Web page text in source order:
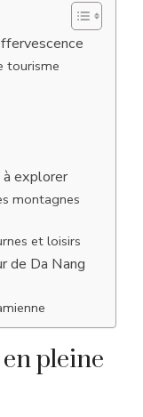
tourisme
à explorer
montagnes
et loisirs
de Da Nang
pleine